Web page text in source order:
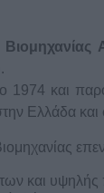
1974 και
Ελλάδα
και υψηλής